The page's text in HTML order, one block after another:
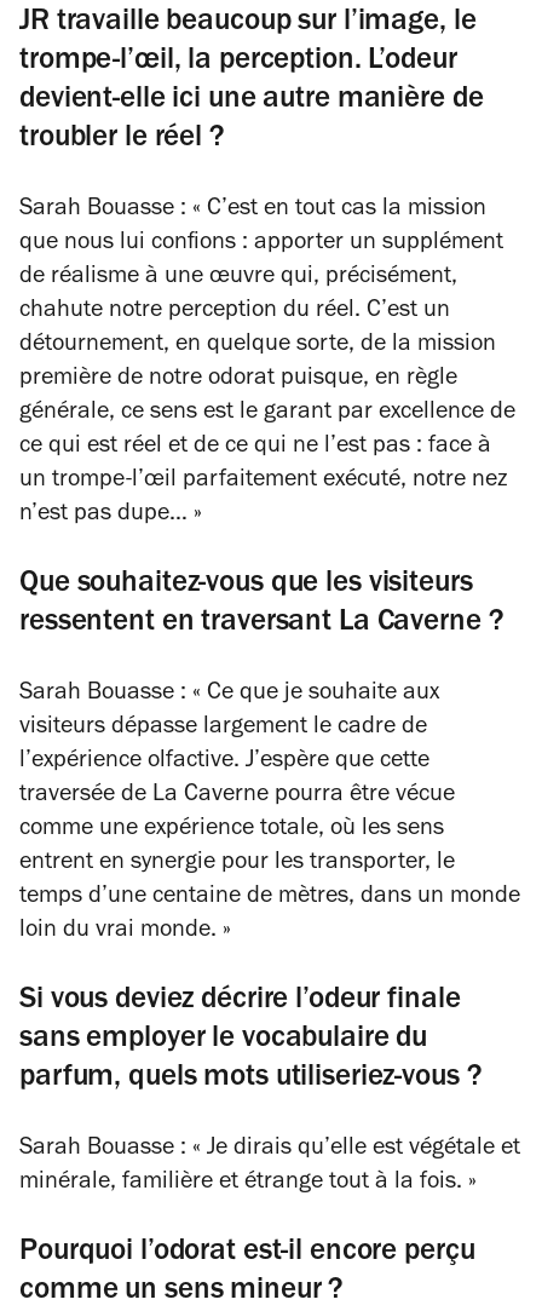
JR travaille beaucoup sur l’image, le
trompe-l’œil, la perception. L’odeur
devient-elle ici une autre manière de
troubler le réel ?
Sarah Bouasse : « C’est en tout cas la mission
que nous lui confions : apporter un supplément
de réalisme à une œuvre qui, précisément,
chahute notre perception du réel. C’est un
détournement, en quelque sorte, de la mission
première de notre odorat puisque, en règle
générale, ce sens est le garant par excellence de
ce qui est réel et de ce qui ne l’est pas : face à
un trompe-l’œil parfaitement exécuté, notre nez
n’est pas dupe… »
Que souhaitez-vous que les visiteurs
ressentent en traversant La Caverne ?
Sarah Bouasse : « Ce que je souhaite aux
visiteurs dépasse largement le cadre de
l’expérience olfactive. J’espère que cette
traversée de La Caverne pourra être vécue
comme une expérience totale, où les sens
entrent en synergie pour les transporter, le
temps d’une centaine de mètres, dans un monde
loin du vrai monde. »
Si vous deviez décrire l’odeur finale
sans employer le vocabulaire du
parfum, quels mots utiliseriez-vous ?
Sarah Bouasse : « Je dirais qu’elle est végétale et
minérale, familière et étrange tout à la fois. »
Pourquoi l’odorat est-il encore perçu
comme un sens mineur ?